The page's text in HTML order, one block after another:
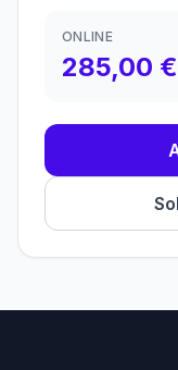
ONLINE
285,00 €